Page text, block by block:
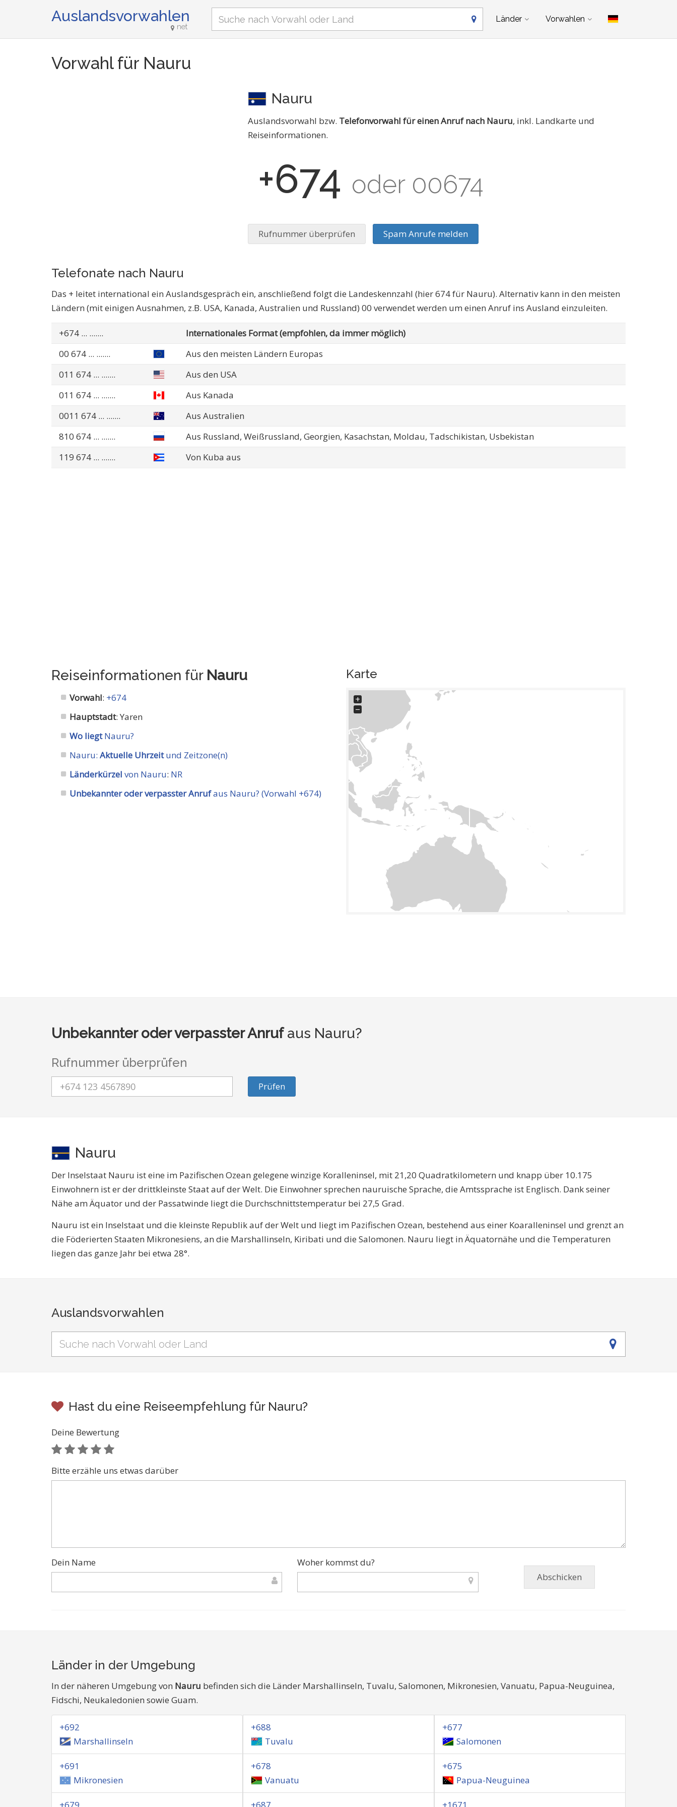
Auslandsvorwahlen
net
Länder Vorwahlen
Vorwahl für Nauru
Nauru
Auslandsvorwahl bzw. Telefonvorwahl für einen Anruf nach Nauru, inkl. Landkarte und
Reiseinformationen.
+674 oder 00674
Rufnummer überprüfen Spam Anrufe melden
Telefonate nach Nauru
Das + leitet international ein Auslandsgespräch ein, anschließend folgt die Landeskennzahl (hier 674 für Nauru). Alternativ kann in den meisten
Ländern (mit einigen Ausnahmen, z.B. USA, Kanada, Australien und Russland) 00 verwendet werden um einen Anruf ins Ausland einzuleiten.
+674 ... .......
Internationales Format (empfohlen, da immer möglich)
00 674 ... .......
Aus den meisten Ländern Europas
011 674 ... .......
Aus den USA
011 674 ... .......
Aus Kanada
0011 674 ... .......
Aus Australien
810 674 ... .......
Aus Russland, Weißrussland, Georgien, Kasachstan, Moldau, Tadschikistan, Usbekistan
119 674 ... ....... Von Kuba aus
Reiseinformationen für Nauru
Vorwahl: +674
Hauptstadt: Yaren
Wo liegtNauru?
Nauru:Aktuelle Uhrzeitund Zeitzone(n)
Länderkürzel von Nauru: NR
Unbekannter oder verpasster Anrufaus Nauru? (Vorwahl +674)
Karte
+
−
Unbekannter oder verpasster Anrufaus Nauru?
Rufnummer überprüfen
Prüfen
Nauru
Der Inselstaat Nauru ist eine im Pazifischen Ozean gelegene winzige Koralleninsel, mit 21,20 Quadratkilometern und knapp über 10.175
Einwohnern ist er der drittkleinste Staat auf der Welt. Die Einwohner sprechen nauruische Sprache, die Amtssprache ist Englisch. Dank seiner
Nähe am Äquator und der Passatwinde liegt die Durchschnittstemperatur bei 27,5 Grad.
Nauru ist ein Inselstaat und die kleinste Republik auf der Welt und liegt im Pazifischen Ozean, bestehend aus einer Koaralleninsel und grenzt an
die Föderierten Staaten Mikronesiens, an die Marshallinseln, Kiribati und die Salomonen. Nauru liegt in Äquatornähe und die Temperaturen
liegen das ganze Jahr bei etwa 28°.
Auslandsvorwahlen
Hast du eine Reiseempfehlung für Nauru?
Deine Bewertung
Bitte erzähle uns etwas darüber
Dein Name Woher kommst du?
Länder in der Umgebung
In der näheren Umgebung von Nauru befinden sich die Länder Marshallinseln, Tuvalu, Salomonen, Mikronesien, Vanuatu, Papua-Neuguinea,
Fidschi, Neukaledonien sowie Guam.
+692
Marshallinseln
+688
Tuvalu
+677
Salomonen
+691
Mikronesien
+678
Vanuatu
+675
Papua-Neuguinea